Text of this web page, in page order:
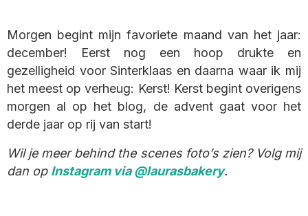
Morgen begint mijn favoriete maand van het jaar:
december! Eerst nog een hoop drukte en
gezelligheid voor Sinterklaas en daarna waar ik mij
het meest op verheug: Kerst! Kerst begint overigens
morgen al op het blog, de advent gaat voor het
derde jaar op rij van start!
Wil je meer behind the scenes foto’s zien? Volg mij
dan op Instagram via @laurasbakery.